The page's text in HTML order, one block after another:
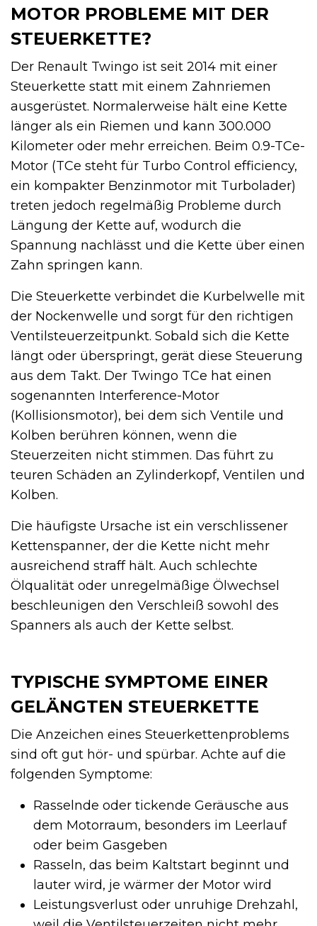
MOTOR PROBLEME MIT DER
STEUERKETTE?
Der Renault Twingo ist seit 2014 mit einer
Steuerkette statt mit einem Zahnriemen
ausgerüstet. Normalerweise hält eine Kette
länger als ein Riemen und kann 300.000
Kilometer oder mehr erreichen. Beim 0.9-TCe-
Motor (TCe steht für Turbo Control efficiency,
ein kompakter Benzinmotor mit Turbolader)
treten jedoch regelmäßig Probleme durch
Längung der Kette auf, wodurch die
Spannung nachlässt und die Kette über einen
Zahn springen kann.
Die Steuerkette verbindet die Kurbelwelle mit
der Nockenwelle und sorgt für den richtigen
Ventilsteuerzeitpunkt. Sobald sich die Kette
längt oder überspringt, gerät diese Steuerung
aus dem Takt. Der Twingo TCe hat einen
sogenannten Interference-Motor
(Kollisionsmotor), bei dem sich Ventile und
Kolben berühren können, wenn die
Steuerzeiten nicht stimmen. Das führt zu
teuren Schäden an Zylinderkopf, Ventilen und
Kolben.
Die häufigste Ursache ist ein verschlissener
Kettenspanner, der die Kette nicht mehr
ausreichend straff hält. Auch schlechte
Ölqualität oder unregelmäßige Ölwechsel
beschleunigen den Verschleiß sowohl des
Spanners als auch der Kette selbst.
TYPISCHE SYMPTOME EINER
GELÄNGTEN STEUERKETTE
Die Anzeichen eines Steuerkettenproblems
sind oft gut hör- und spürbar. Achte auf die
folgenden Symptome:
Rasselnde oder tickende Geräusche aus
dem Motorraum, besonders im Leerlauf
oder beim Gasgeben
Rasseln, das beim Kaltstart beginnt und
lauter wird, je wärmer der Motor wird
Leistungsverlust oder unruhige Drehzahl,